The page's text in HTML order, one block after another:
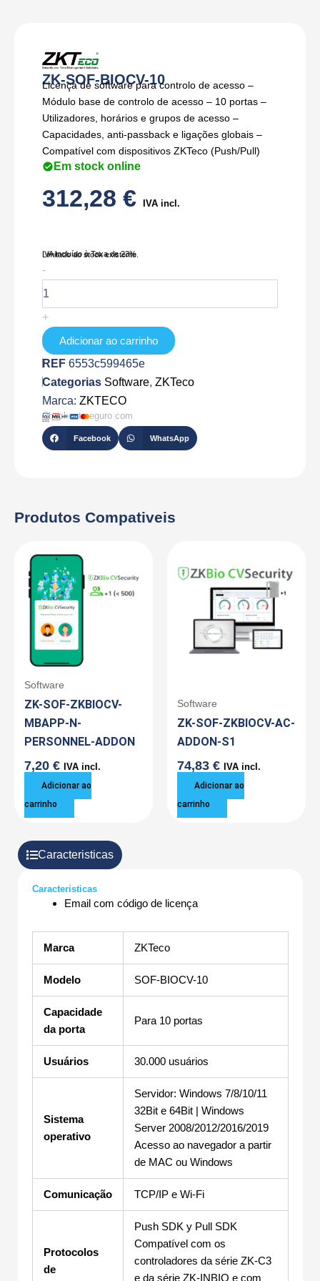
ZK-SOF-BIOCV-10
Licença de software para controlo de acesso –
Módulo base de controlo de acesso – 10 portas –
Utilizadores, horários e grupos de acesso –
Capacidades, anti-passback e ligações globais –
Compatível com dispositivos ZKTeco (Push/Pull)
Em stock online
312,28 € IVA incl.
IVA Incluído à Taxa de 23%
Limitado ao stock existente.
-
de
ZK-
SOF-
BIOCV-
+
Adicionar ao carrinho
REF 6553c599465e
Categorias Software, ZKTeco
Marca: ZKTECO
Checkout seguro com
Facebook WhatsApp
Produtos Compativeis
Software
ZK-SOF-ZKBIOCV-
MBAPP-N-
PERSONNEL-ADDON
7,20 € IVA incl.
Adicionar ao
carrinho
Software
ZK-SOF-ZKBIOCV-AC-
ADDON-S1
74,83 € IVA incl.
Adicionar ao
carrinho
Caracteristicas
Caracteristicas
Email com código de licença
Marca ZKTeco
Modelo SOF-BIOCV-10
Capacidade
da porta
Para 10 portas
Usuários 30.000 usuários
Sistema
operativo
Servidor: Windows 7/8/10/11
32Bit e 64Bit | Windows
Server 2008/2012/2016/2019
Acesso ao navegador a partir
de MAC ou Windows
Comunicação TCP/IP e Wi-Fi
Protocolos
de
Push SDK y Pull SDK
Compatível com os
controladores da série ZK-C3
e da série ZK-INBIO e com